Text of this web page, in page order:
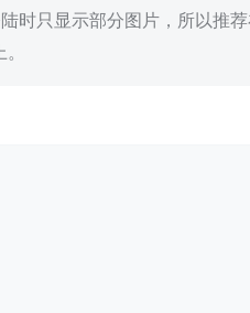
时只显示部分图片，所以推